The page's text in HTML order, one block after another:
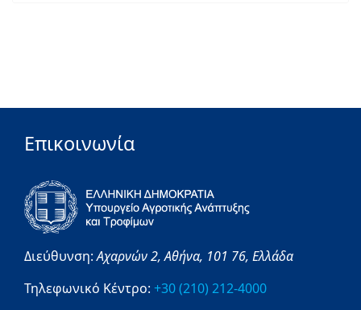
Επικοινωνία
Διεύθυνση:Αχαρνών 2,Αθήνα, 101 76, Ελλάδα
Τηλεφωνικό Κέντρο: +30 (210) 212-4000